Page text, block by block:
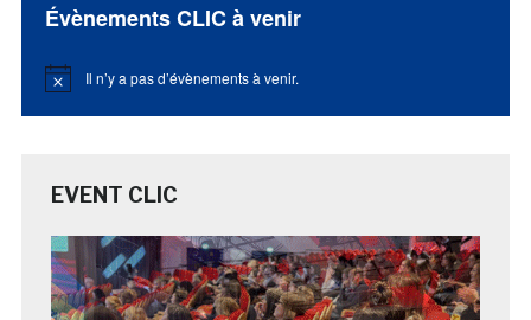
Évènements CLIC à venir
Notice Il n’y a pas d’évènements à venir.
EVENT CLIC